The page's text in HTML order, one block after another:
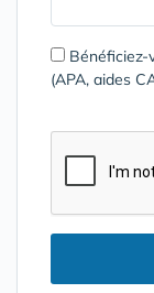
Bénéficiez-
(APA, aides